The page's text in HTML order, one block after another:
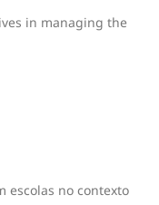
in managing the
escolas no contexto